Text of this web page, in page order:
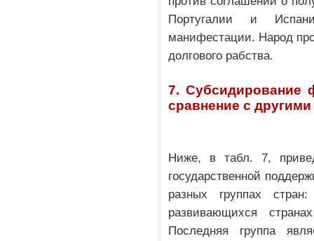
Португалии и
манифестации. Народ
долгового рабства.
7. Субсидирование
сравнение с
Ниже, в табл. 7,
государственной
разных группах
развивающихся
Последняя группа